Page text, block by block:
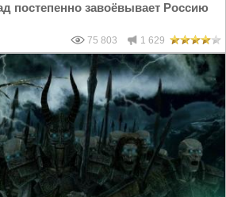
постепенно завоёвывает Россию
75 803 1 629